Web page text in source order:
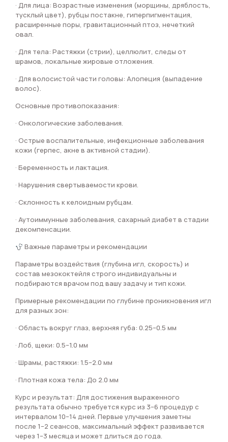
· Для лица: Возрастные изменения (морщины, дряблость,
тусклый цвет), рубцы постакне, гиперпигментация,
расширенные поры, гравитационный птоз, нечеткий
овал.
· Для тела: Растяжки (стрии), целлюлит, следы от
шрамов, локальные жировые отложения.
· Для волосистой части головы: Алопеция (выпадение
волос).
Основные противопоказания:
· Онкологические заболевания.
· Острые воспалительные, инфекционные заболевания
кожи (герпес, акне в активной стадии).
· Беременность и лактация.
· Нарушения свертываемости крови.
· Склонность к келоидным рубцам.
· Аутоиммунные заболевания, сахарный диабет в стадии
декомпенсации.
Важные параметры и рекомендации
Параметры воздействия (глубина игл, скорость) и
состав мезококтейля строго индивидуальны и
подбираются врачом под вашу задачу и тип кожи.
Примерные рекомендации по глубине проникновения игл
для разных зон:
· Область вокруг глаз, верхняя губа: 0.25–0.5 мм
· Лоб, щеки: 0.5–1.0 мм
· Шрамы, растяжки: 1.5–2.0 мм
· Плотная кожа тела: До 2.0 мм
Курс и результат: Для достижения выраженного
результата обычно требуется курс из 3–6 процедур с
интервалом 10–14 дней. Первые улучшения заметны
после 1–2 сеансов, максимальный эффект развивается
через 1–3 месяца и может длиться до года.